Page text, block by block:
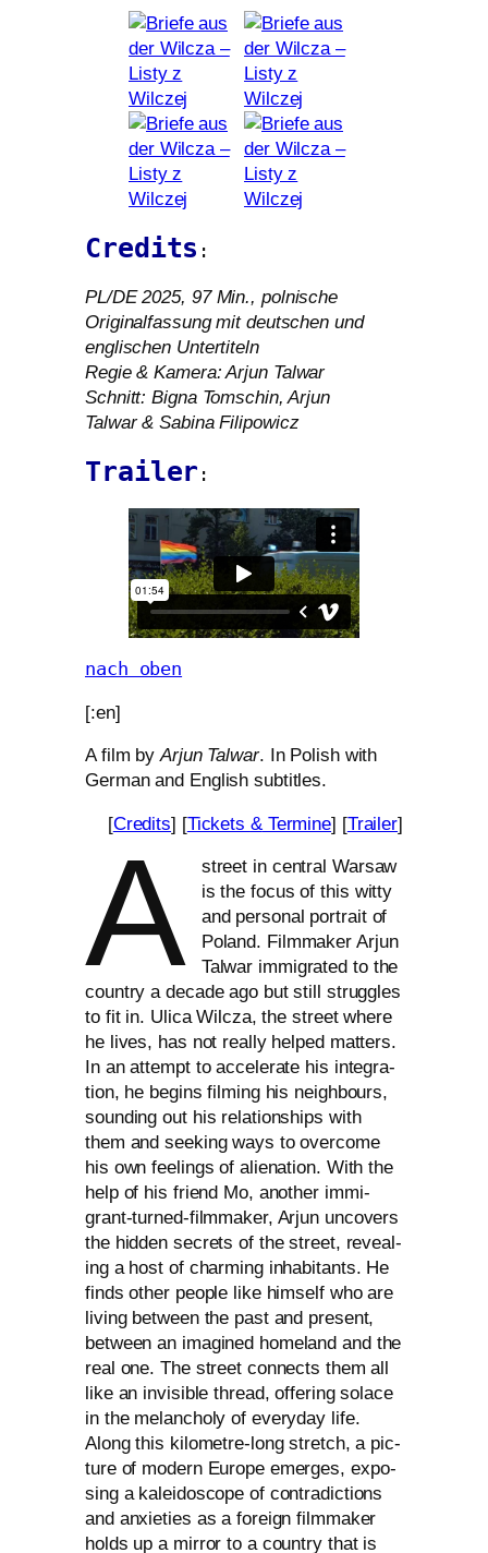
Credits :
PL/DE2025, 97 Min., pol­ni­sche
Originalfassung mit deut­schen und
eng­li­schen Untertiteln
Regie& Kamera: Arjun Talwar
Schnitt: Bigna Tomschin, Arjun
Talwar& Sabina Filipowicz
Trailer :
nach oben
[:en]
A film byArjun Talwar. In Polish with
German and English subtitles.
[Credits] [Tickets &Termine] [Trailer]
A
street in cen­tral Warsaw
is the focus of this wit­ty
and per­so­nal por­trait of
Poland. Filmmaker Arjun
Talwar immi­gra­ted to the
coun­try a deca­de ago but still strug­gles
to fit in. Ulica Wilcza, the street whe­re
he lives, has not real­ly hel­ped mat­ters.
In an attempt to acce­le­ra­te his inte­gra­
ti­on, he beg­ins film­ing his neigh­bours,
sound­ing out his rela­ti­onships with
them and see­king ways to over­co­me
his own fee­lings of ali­en­ati­on. With the
help of his fri­end Mo, ano­ther immi­
grant-tur­ned-film­ma­ker, Arjun unco­vers
the hid­den secrets of the street, reve­al­
ing a host of char­ming inha­bi­tants. He
finds other peo­p­le like hims­elf who are
living bet­ween the past and pre­sent,
bet­ween an ima­gi­ned home­land and the
real one. The street con­nects them all
like an invi­si­ble thread, offe­ring solace
in the melan­cho­ly of ever­y­day life.
Along this kilo­met­re-long stretch, a pic­
tu­re of modern Europe emer­ges, expo­
sing a kalei­do­scope of con­tra­dic­tions
and anxie­ties as a for­eign film­ma­ker
holds up a mir­ror to a coun­try that is